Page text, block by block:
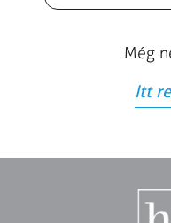
Még
Itt